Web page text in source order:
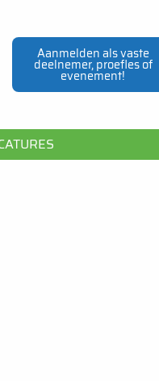
Header
Navigation
Aanmelden als vaste
deelnemer, proefles of
evenement!